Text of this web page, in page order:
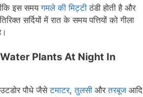
इस समयगमले की मिट्टी ठंडी होती है और
सर्दियों में रात के समय पत्तियों को गीला
Plants At Night In
पौधे जैसेटमाटर,तुलसी औरतरबूज आदि